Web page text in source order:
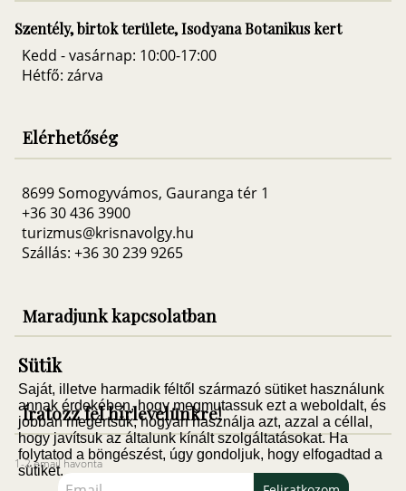
Sütik
Saját, illetve harmadik féltől származó sütiket használunk
annak érdekében, hogy megmutassuk ezt a weboldalt, és
jobban megértsük, hogyan használja azt, azzal a céllal,
hogy javítsuk az általunk kínált szolgáltatásokat. Ha
folytatod a böngészést, úgy gondoljuk, hogy elfogadtad a
sütiket.
Szentély, birtok területe, Isodyana Botanikus kert
Kedd - vasárnap: 10:00-17:00
Hétfő: zárva
Elérhetőség
8699 Somogyvámos, Gauranga tér 1
+36 30 436 3900
turizmus@krisnavolgy.hu
Szállás: +36 30 239 9265
Maradjunk kapcsolatban
Íratozz fel hírlevelünkre!
1-2 email havonta